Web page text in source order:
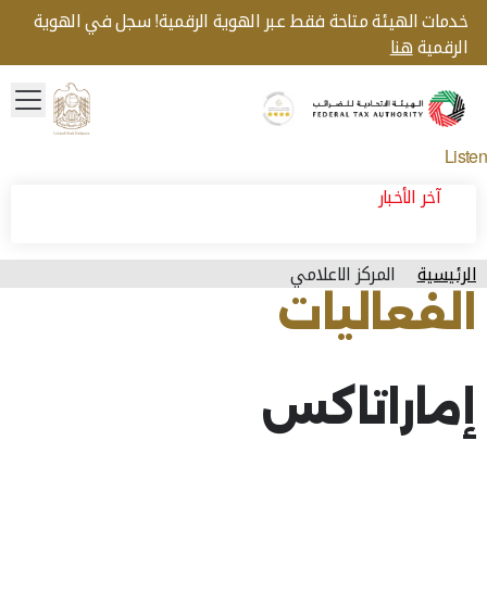
خدمات الهيئة متاحة فقط عبر الهوية الرقمية! سجل في الهوية
الرقميةهنا
Logo
Gold star Logo
Listen
آخر الأخبار
الرئيسية المركز الاعلامي
الفعاليات
إماراتاكس